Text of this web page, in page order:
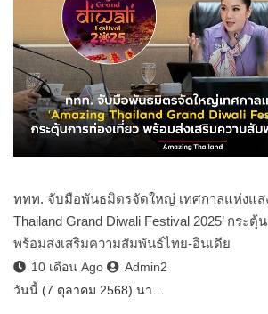
ททท. จับมือพันธมิตรจัดใหญ่ เทศกาลแห่งแสง
Thailand Grand Diwali Festival 2025’ กระตุ้
พร้อมส่งเสริมความสัมพันธ์ไทย-อินเดีย
10 เดือน Ago
Admin2
วันนี้ (7 ตุลาคม 2568) นา…